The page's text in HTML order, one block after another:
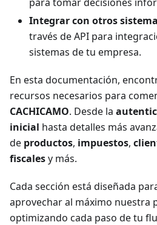
Integrar con otros
través de API para
sistemas de tu empresa.
En esta documentación,
recursos necesarios para
CACHICAMO. Desde la
inicial hasta detalles más
de productos, impuestos,
fiscalesy más.
Cada sección está diseñada
aprovechar al máximo nuestra
optimizando cada paso de tu